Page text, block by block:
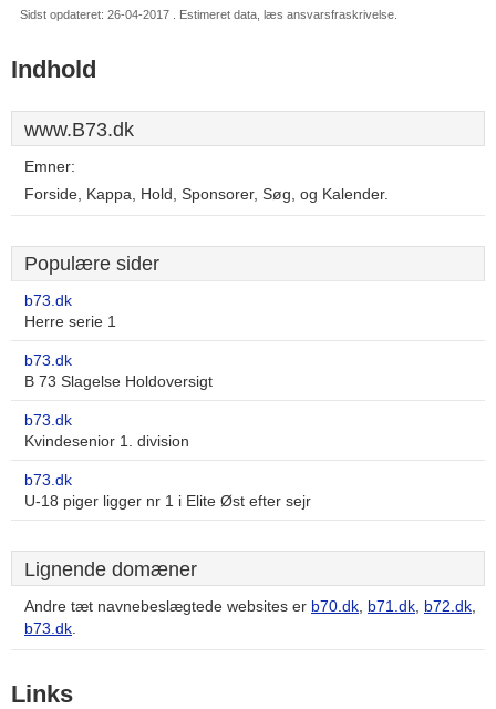
Sidst opdateret: 26-04-2017 . Estimeret data, læs ansvarsfraskrivelse.
Indhold
www.B73.dk
Emner:
Forside, Kappa, Hold, Sponsorer, Søg, og Kalender.
Populære sider
b73.dk
Herre serie 1
b73.dk
B 73 Slagelse Holdoversigt
b73.dk
Kvindesenior 1. division
b73.dk
U-18 piger ligger nr 1 i Elite Øst efter sejr
Lignende domæner
Andre tæt navnebeslægtede websites er b70.dk, b71.dk, b72.dk,
b73.dk.
Links